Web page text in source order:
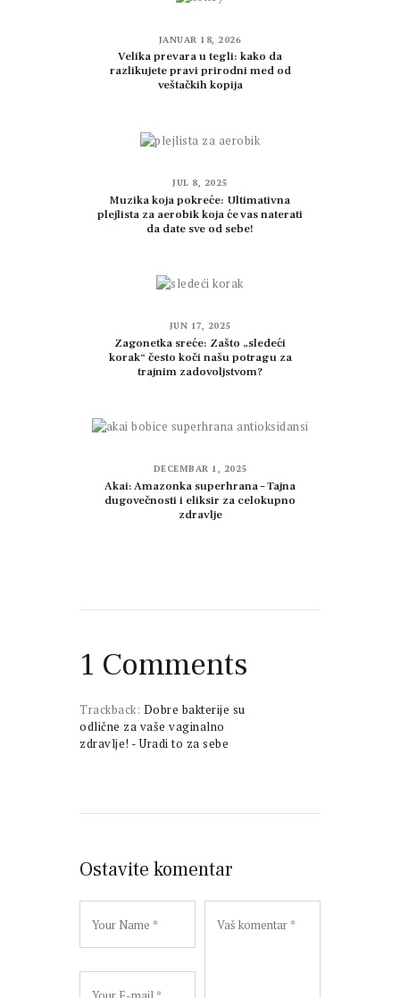
JANUAR 18, 2026
Velika prevara u tegli: kako da
razlikujete pravi prirodni med od
veštačkih kopija
JUL 8, 2025
Muzika koja pokreće: Ultimativna
plejlista za aerobik koja će vas naterati
da date sve od sebe!
JUN 17, 2025
Zagonetka sreće: Zašto „sledeći
korak“ često koči našu potragu za
trajnim zadovoljstvom?
DECEMBAR 1, 2025
Akai: Amazonka superhrana – Tajna
dugovečnosti i eliksir za celokupno
zdravlje
1 Comments
Trackback: Dobre bakterije su
odlične za vaše vaginalno
zdravlje! - Uradi to za sebe
Ostavite komentar